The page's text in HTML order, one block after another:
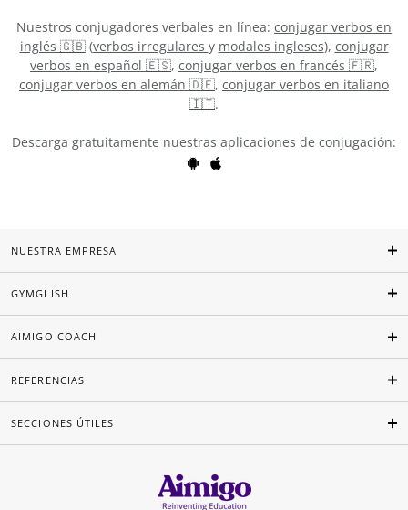
Nuestros conjugadores verbales en línea: conjugar verbos en
inglés 🇬🇧(verbos irregulares y modales ingleses), conjugar
verbos en español 🇪🇸, conjugar verbos en francés 🇫🇷,
conjugar verbos en alemán 🇩🇪, conjugar verbos en italiano
🇮🇹.
Descarga gratuitamente nuestras aplicaciones de conjugación:
NUESTRA EMPRESA
GYMGLISH
AIMIGO COACH
REFERENCIAS
SECCIONES ÚTILES